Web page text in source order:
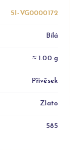
5I-VG0000172
Bílá
≈ 1.00 g
Přívěsek
Zlato
585